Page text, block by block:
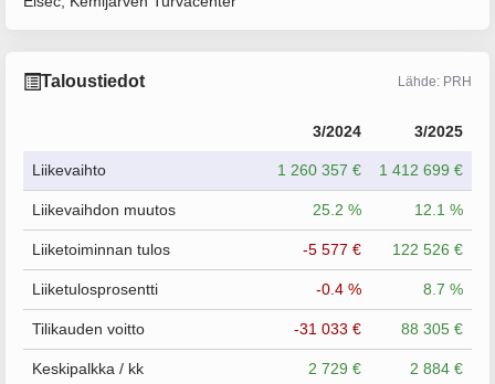
Taloustiedot Lähde: PRH
3/2024 3/2025
Liikevaihto 1 260 357 € 1 412 699 €
Liikevaihdon muutos 25.2 % 12.1 %
Liiketoiminnan tulos -5 577 € 122 526 €
Liiketulosprosentti -0.4 % 8.7 %
Tilikauden voitto -31 033 € 88 305 €
Keskipalkka / kk 2 729 € 2 884 €